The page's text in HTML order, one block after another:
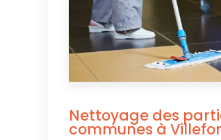
Nettoyage des
communes à